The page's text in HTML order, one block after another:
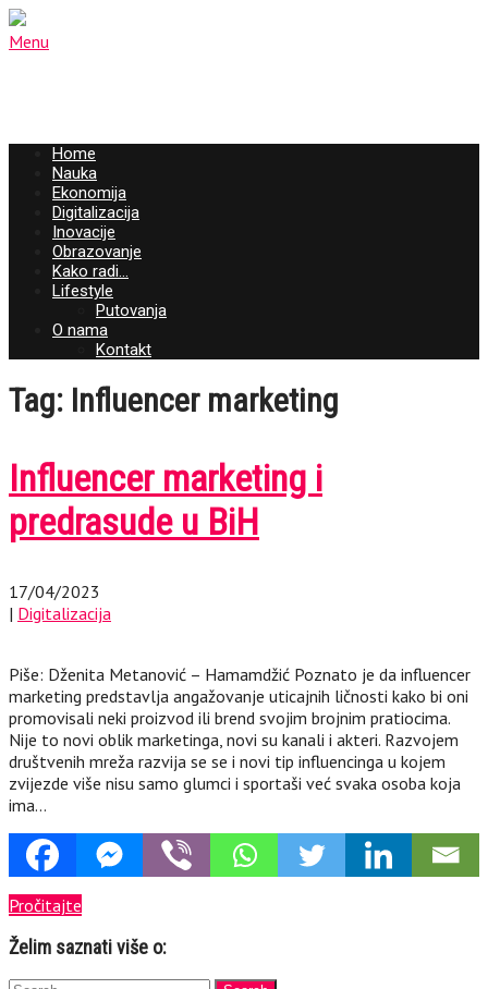
Menu
Home
Nauka
Ekonomija
Digitalizacija
Inovacije
Obrazovanje
Kako radi…
Lifestyle
Putovanja
O nama
Kontakt
Tag: Influencer marketing
Influencer marketing i
predrasude u BiH
17/04/2023
| Digitalizacija
Piše: Dženita Metanović – Hamamdžić Poznato je da influencer
marketing predstavlja angažovanje uticajnih ličnosti kako bi oni
promovisali neki proizvod ili brend svojim brojnim pratiocima.
Nije to novi oblik marketinga, novi su kanali i akteri. Razvojem
društvenih mreža razvija se se i novi tip influencinga u kojem
zvijezde više nisu samo glumci i sportaši već svaka osoba koja
ima…
Pročitajte
Želim saznati više o: